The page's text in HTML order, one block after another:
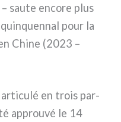
sau­te enco­re plus
pour la
Chine (2023 –
arti­cu­lé en trois par­
approu­vé le 14